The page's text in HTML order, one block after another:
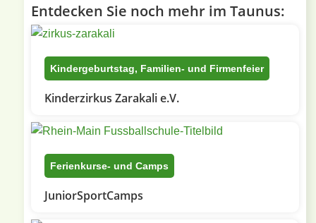
Entdecken Sie noch mehr im Taunus:
Kindergeburtstag, Familien- und Firmenfeier
Kinderzirkus Zarakali e.V.
Ferienkurse- und Camps
JuniorSportCamps